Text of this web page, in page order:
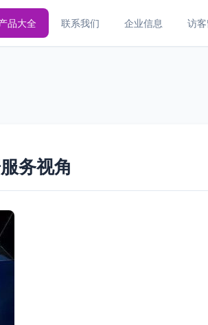
品大全 联系我们 企业信息 访
务视角